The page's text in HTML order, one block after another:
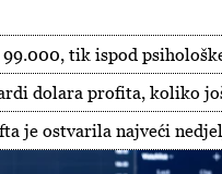
tik ispod
dolara profita, koliko
je ostvarila najveći